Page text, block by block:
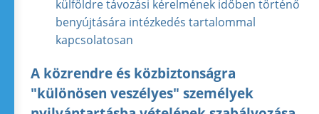
külföldre távozási kérelmének időben történő
benyújtására intézkedés tartalommal
kapcsolatosan
A közrendre és közbiztonságra
"különösen veszélyes" személyek